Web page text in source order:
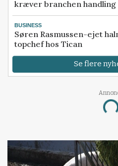
kræver branchen handling
BUSINESS
Søren Rasmussen-ejet
topchef hos Tican
Se flere
Loading...